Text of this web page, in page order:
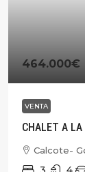
464.000€
VENTA
CHALET A LA
Calcote-